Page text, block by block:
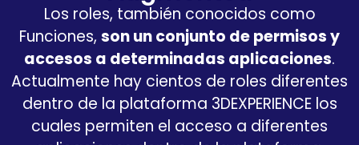
Los roles, también conocidos como
Funciones, son un conjunto de permisos y
accesos a determinadas aplicaciones.
Actualmente hay cientos de roles diferentes
dentro de la plataforma 3DEXPERIENCE los
cuales permiten el acceso a diferentes